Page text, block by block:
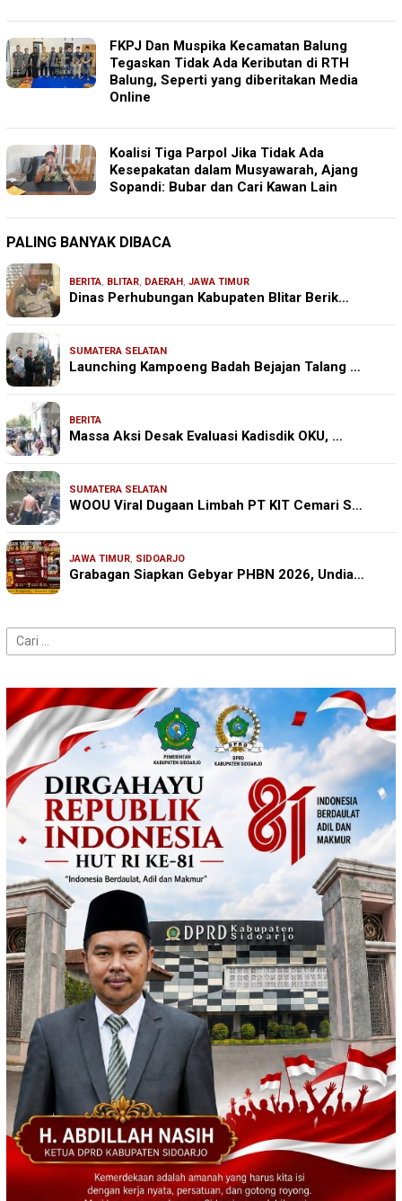
FKPJ Dan Muspika Kecamatan Balung
Tegaskan Tidak Ada Keributan di RTH
Balung, Seperti yang diberitakan Media
Online
Koalisi Tiga Parpol Jika Tidak Ada
Kesepakatan dalam Musyawarah, Ajang
Sopandi: Bubar dan Cari Kawan Lain
PALING BANYAK DIBACA
BERITA, BLITAR, DAERAH , JAWA TIMUR
Dinas Perhubungan Kabupaten Blitar Berik…
SUMATERA SELATAN
Launching Kampoeng Badah Bejajan Talang …
BERITA
Massa Aksi Desak Evaluasi Kadisdik OKU, …
SUMATERA SELATAN
WOOU Viral Dugaan Limbah PT KIT Cemari S…
JAWA TIMUR, SIDOARJO
Grabagan Siapkan Gebyar PHBN 2026, Undia…
Cari
untuk: